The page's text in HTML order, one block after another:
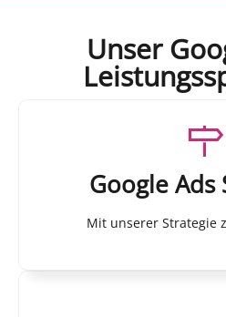
Unser
Google Ads
Mit unserer Strategie